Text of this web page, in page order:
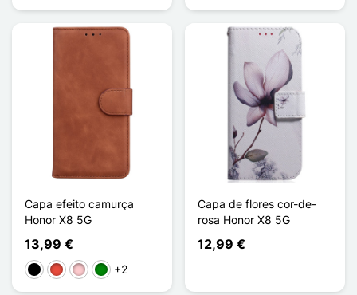
Capa efeito camurça
Honor X8 5G
13,99 €
PretoVermelho
RosaVerde
+2
Capa de flores cor-de-
rosa Honor X8 5G
12,99 €